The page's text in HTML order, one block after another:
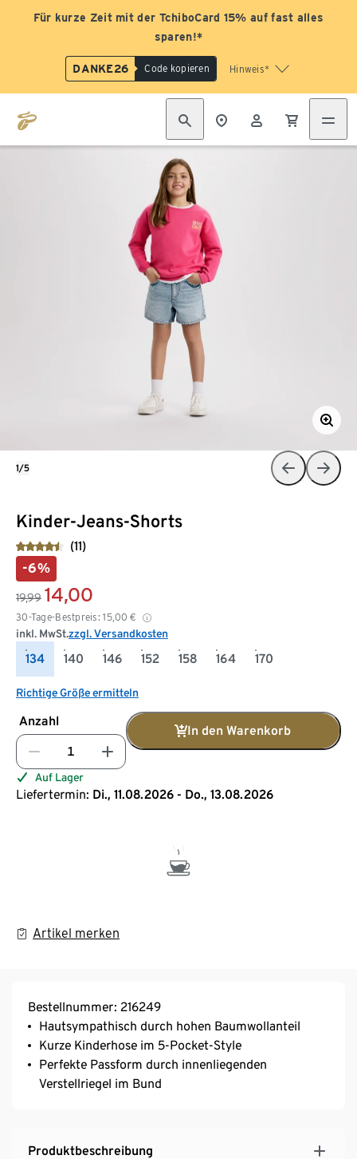
Für kurze Zeit mit der TchiboCard 15% auf fast alles
sparen!*
DANKE26 Code kopieren Hinweis*
Kinder-Jeans-Shorts
(11)
-6%
19,99 14,00
30-Tage-Bestpreis: 15,00 €
inkl. MwSt.zzgl. Versandkosten
134 140 146 152 158 164 170
Richtige Größe ermitteln
Anzahl
In den Warenkorb
Auf Lager
Liefertermin: Di., 11.08.2026 - Do., 13.08.2026
Artikel merken
1/5
Bestellnummer: 216249
Hautsympathisch durch hohen Baumwollanteil
Kurze Kinderhose im 5-Pocket-Style
Perfekte Passform durch innenliegenden
Verstellriegel im Bund
Produktbeschreibung